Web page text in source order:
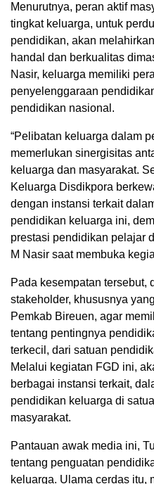
Menurutnya, peran aktif
tingkat keluarga, untuk
pendidikan, akan
handal dan berkualitas
Nasir, keluarga memiliki
penyelenggaraan
pendidikan nasional.
“Pelibatan keluarga dalam
memerlukan sinergisitas
keluarga dan masyarakat.
Keluarga Disdikpora
dengan instansi terkait
pendidikan keluarga ini,
prestasi pendidikan pelajar
M Nasir saat membuka
Pada kesempatan tersebut,
stakeholder, khususnya
Pemkab Bireuen, agar
tentang pentingnya
terkecil, dari satuan
Melalui kegiatan FGD ini,
berbagai instansi terkait,
pendidikan keluarga di
masyarakat.
Pantauan awak media ini,
tentang penguatan
keluarga. Ulama cerdas itu,